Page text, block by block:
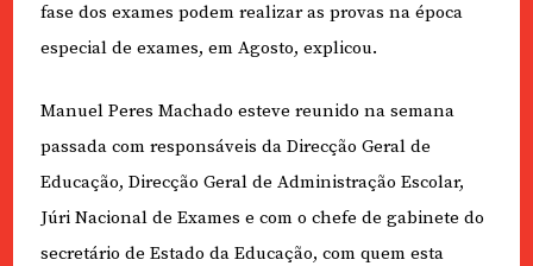
fase dos exames podem realizar as provas na época
especial de exames, em Agosto, explicou.
Manuel Peres Machado esteve reunido na semana
passada com responsáveis da Direcção Geral de
Educação, Direcção Geral de Administração Escolar,
Júri Nacional de Exames e com o chefe de gabinete do
secretário de Estado da Educação, com quem esta